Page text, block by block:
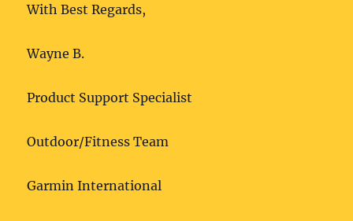
With Best Regards,
Wayne B.
Product Support Specialist
Outdoor/Fitness Team
Garmin International